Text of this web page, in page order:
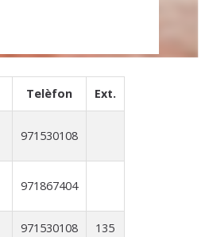
Telèfon Ext.
971530108
971867404
971530108 135